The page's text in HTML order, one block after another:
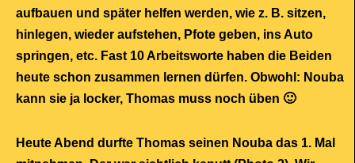
aufbauen und später helfen werden, wie z. B. sitzen,
hinlegen, wieder aufstehen, Pfote geben, ins Auto
springen, etc. Fast 10 Arbeitsworte haben die Beiden
heute schon zusammen lernen dürfen. Obwohl: Nouba
kann sie ja locker, Thomas muss noch üben 🙂
Heute Abend durfte Thomas seinen Nouba das 1. Mal